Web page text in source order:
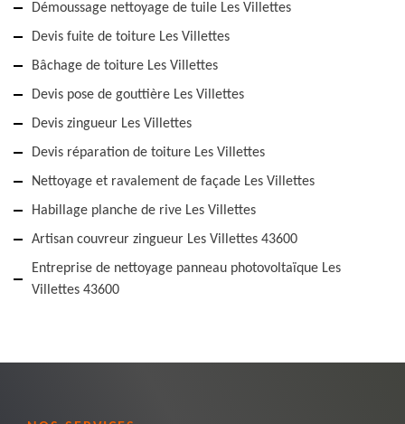
Démoussage nettoyage de tuile Les Villettes
Devis fuite de toiture Les Villettes
Bâchage de toiture Les Villettes
Devis pose de gouttière Les Villettes
Devis zingueur Les Villettes
Devis réparation de toiture Les Villettes
Nettoyage et ravalement de façade Les Villettes
Habillage planche de rive Les Villettes
Artisan couvreur zingueur Les Villettes 43600
Entreprise de nettoyage panneau photovoltaïque Les
Villettes 43600